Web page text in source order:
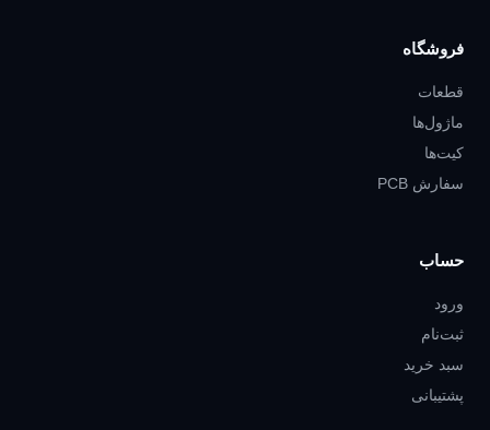
فروشگاه
قطعات
ماژول‌ها
کیت‌ها
سفارش PCB
حساب
ورود
ثبت‌نام
سبد خرید
پشتیبانی